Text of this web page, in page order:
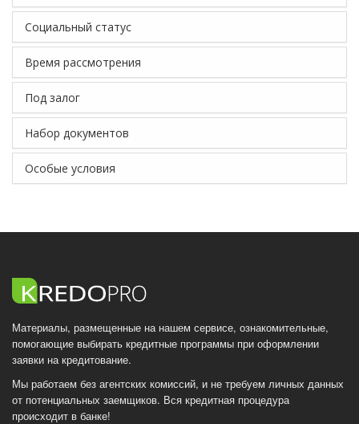
Социальный статус
Время рассмотрения
Под залог
Набор документов
Особые условия
Материалы, размещенные на нашем сервисе, ознакомительные,
помогающие выбирать кредитные программы при оформлении
заявки на кредитование.
Мы работаем без агентских комиссий, и не требуем личных данных
от потенциальных заемщиков. Вся кредитная процедура
происходит в банке!